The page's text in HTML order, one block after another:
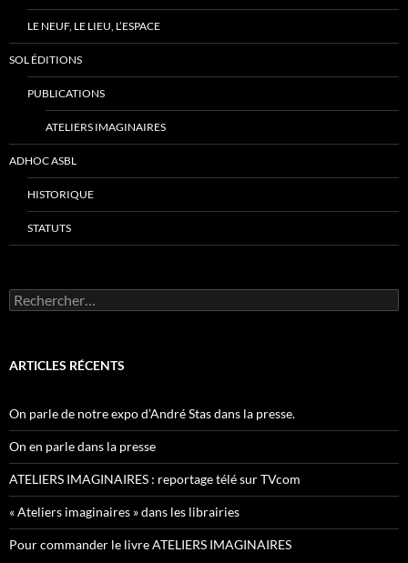
LE NEUF, LE LIEU, L’ESPACE
SOL ÉDITIONS
PUBLICATIONS
ATELIERS IMAGINAIRES
ADHOC ASBL
HISTORIQUE
STATUTS
Rechercher :
ARTICLES RÉCENTS
On parle de notre expo d’André Stas dans la presse.
On en parle dans la presse
ATELIERS IMAGINAIRES : reportage télé sur TVcom
« Ateliers imaginaires » dans les librairies
Pour commander le livre ATELIERS IMAGINAIRES